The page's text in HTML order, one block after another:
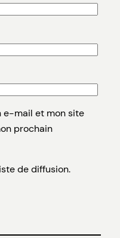
e-mail et mon site
prochain
de diffusion.